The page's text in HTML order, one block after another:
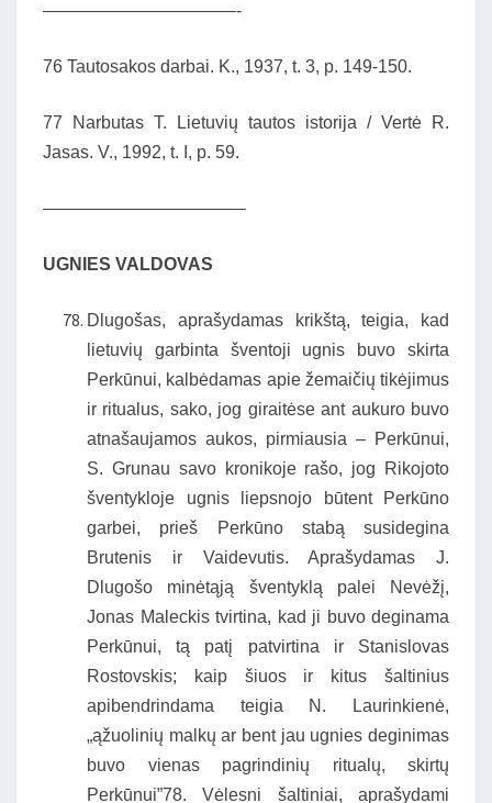
———————————-
76 Tautosakos darbai. K., 1937, t. 3, p. 149-150.
77 Narbutas T. Lietuvių tautos istorija / Vertė R.
Jasas. V., 1992, t. I, p. 59.
———————————–
UGNIES VALDOVAS
Dlugošas, aprašydamas krikštą, teigia, kad
lietuvių garbinta šventoji ugnis buvo skirta
Perkūnui, kalbėdamas apie žemaičių tikėjimus
ir ritualus, sako, jog giraitėse ant aukuro buvo
atnašaujamos aukos, pirmiausia – Perkūnui,
S. Grunau savo kronikoje rašo, jog Rikojoto
šventykloje ugnis liepsnojo būtent Perkūno
garbei, prieš Perkūno stabą susidegina
Brutenis ir Vaidevutis. Aprašydamas J.
Dlugošo minėtąją šventyklą palei Nevėžį,
Jonas Maleckis tvirtina, kad ji buvo deginama
Perkūnui, tą patį patvirtina ir Stanislovas
Rostovskis; kaip šiuos ir kitus šaltinius
apibendrindama teigia N. Laurinkienė,
„ąžuolinių malkų ar bent jau ugnies deginimas
buvo vienas pagrindinių ritualų, skirtų
Perkūnui”78. Vėlesni šaltiniai, aprašydami